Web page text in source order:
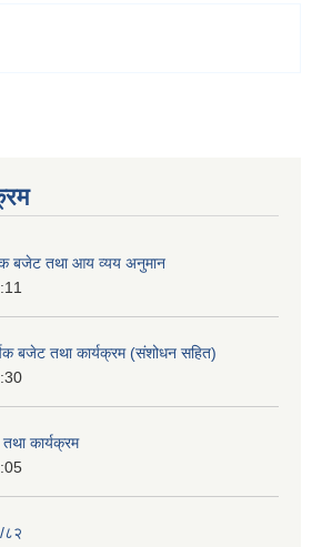
बजेट तथा आय व्यय अनुमान
बजेट तथा कार्यक्रम (संशोधन सहित)
कार्यक्रम
८२